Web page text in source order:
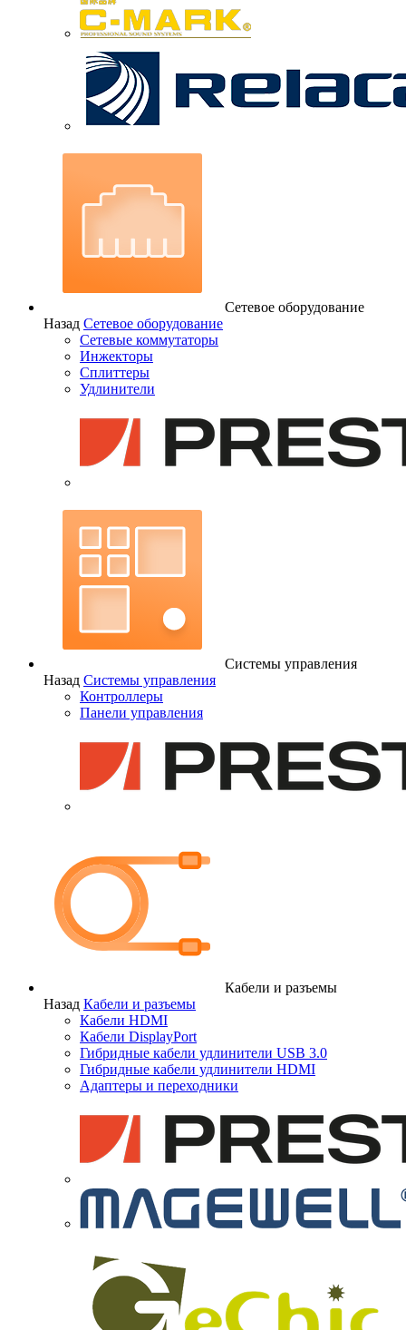
Сетевое оборудование
Назад Сетевое оборудование
Сетевые коммутаторы
Инжекторы
Сплиттеры
Удлинители
Системы управления
Назад Системы управления
Контроллеры
Панели управления
Кабели и разъемы
Назад Кабели и разъемы
Кабели HDMI
Кабели DisplayPort
Гибридные кабели удлинители USB 3.0
Гибридные кабели удлинители HDMI
Адаптеры и переходники